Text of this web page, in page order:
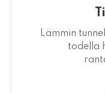
Itsessään